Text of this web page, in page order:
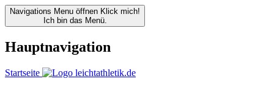
Navigations Menu öffnen Klick mich!
Ich bin das Menü.
Hauptnavigation
Startseite